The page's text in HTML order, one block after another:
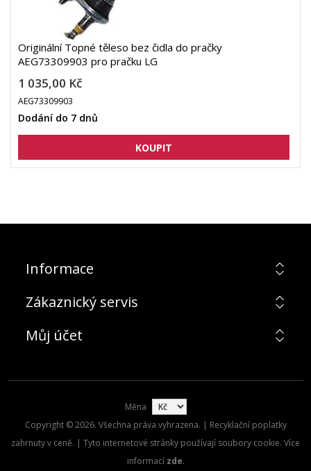
Originální Topné těleso bez čidla do pračky
AEG73309903 pro pračku LG
1 035,00 Kč
AEG73309903
Dodání do 7 dnů
Informace
Zákaznický servis
Můj účet
Měna
Copyright © 2026. Všechna práva vyhrazena. | Recyklační poplatky
zahrnuty v ceně. | Tyto internetové stránky používají soubory cookie. Více
informací zde.